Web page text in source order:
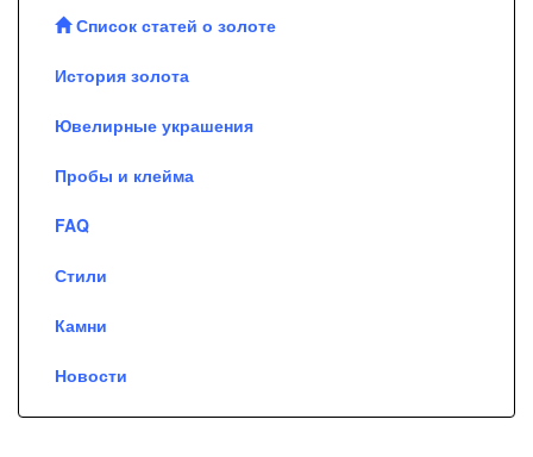
Список статей о золоте
История золота
Ювелирные украшения
Пробы и клейма
FAQ
Стили
Камни
Новости